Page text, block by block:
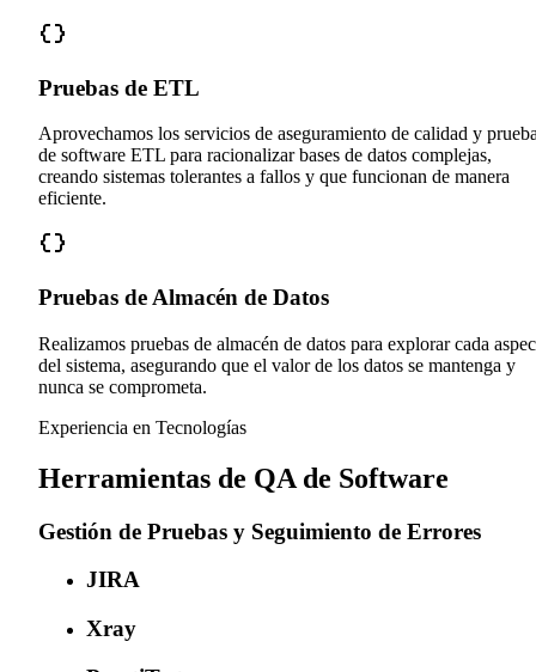
Pruebas de ETL
Aprovechamos los servicios de aseguramiento de calidad y
de software ETL para racionalizar bases de datos complejas,
creando sistemas tolerantes a fallos y que funcionan de manera
eficiente.
Pruebas de Almacén de Datos
Realizamos pruebas de almacén de datos para explorar cada
del sistema, asegurando que el valor de los datos se mantenga y
nunca se comprometa.
Experiencia en Tecnologías
Herramientas de QA de Software
Gestión de Pruebas y Seguimiento de Errores
JIRA
Xray